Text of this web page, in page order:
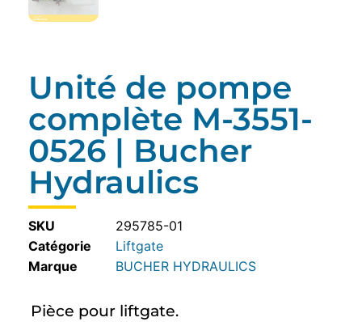
Unité de pompe
complète M-3551-
0526 | Bucher
Hydraulics
SKU
295785-01
Catégorie
Liftgate
BUCHER HYDRAULICS
Pièce pour liftgate.